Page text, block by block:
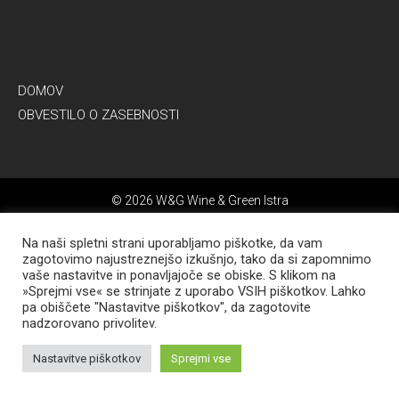
DOMOV
OBVESTILO O ZASEBNOSTI
© 2026 W&G Wine & Green Istra
Na naši spletni strani uporabljamo piškotke, da vam
zagotovimo najustreznejšo izkušnjo, tako da si zapomnimo
vaše nastavitve in ponavljajoče se obiske. S klikom na
»Sprejmi vse« se strinjate z uporabo VSIH piškotkov. Lahko
pa obiščete "Nastavitve piškotkov", da zagotovite
nadzorovano privolitev.
Nastavitve piškotkov Sprejmi vse